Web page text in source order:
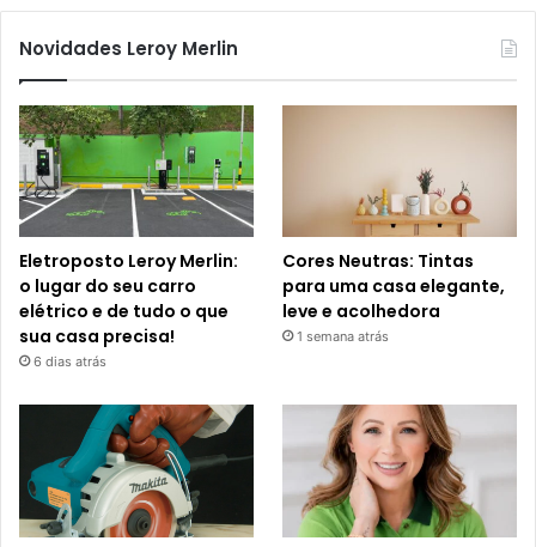
Novidades Leroy Merlin
Eletroposto Leroy Merlin:
o lugar do seu carro
elétrico e de tudo o que
sua casa precisa!
6 dias atrás
Cores Neutras: Tintas
para uma casa elegante,
leve e acolhedora
1 semana atrás